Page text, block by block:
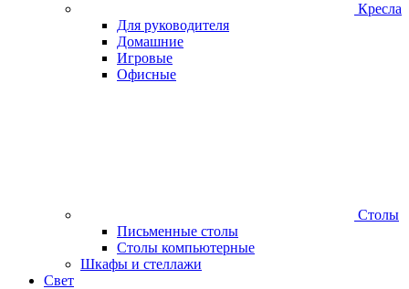
Кресла
Для руководителя
Домашние
Игровые
Офисные
Столы
Письменные столы
Столы компьютерные
Шкафы и стеллажи
Свет